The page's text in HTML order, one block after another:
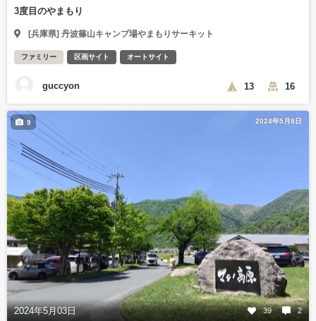
3度目のやまもり
[兵庫県] 丹波篠山キャンプ場やまもりサーキット
ファミリー 区画サイト オートサイト
guccyon 13 16
2024年5月8日
2024年5月03日 39 2
9